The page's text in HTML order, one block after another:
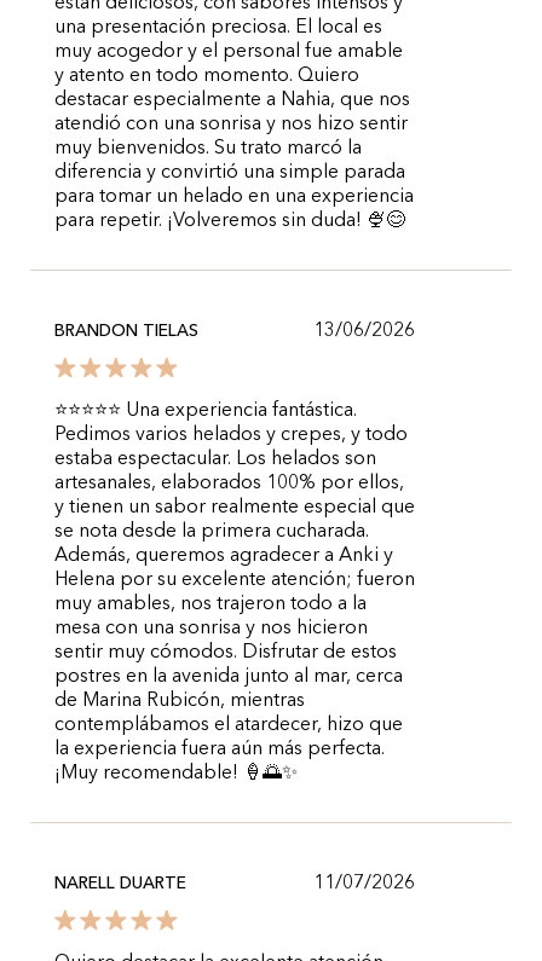
una presentación preciosa. El local es
muy acogedor y el personal fue amable
y atento en todo momento. Quiero
destacar especialmente a Nahia, que nos
atendió con una sonrisa y nos hizo sentir
muy bienvenidos. Su trato marcó la
diferencia y convirtió una simple parada
para tomar un helado en una experiencia
para repetir. ¡Volveremos sin duda! 🍨😊
BRANDON TIELAS 13/06/2026
⭐⭐⭐⭐⭐ Una experiencia fantástica.
Pedimos varios helados y crepes, y todo
estaba espectacular. Los helados son
artesanales, elaborados 100% por ellos,
y tienen un sabor realmente especial que
se nota desde la primera cucharada.
Además, queremos agradecer a Anki y
Helena por su excelente atención; fueron
muy amables, nos trajeron todo a la
mesa con una sonrisa y nos hicieron
sentir muy cómodos. Disfrutar de estos
postres en la avenida junto al mar, cerca
de Marina Rubicón, mientras
contemplábamos el atardecer, hizo que
la experiencia fuera aún más perfecta.
¡Muy recomendable! 🍦🌅✨
NARELL DUARTE 11/07/2026